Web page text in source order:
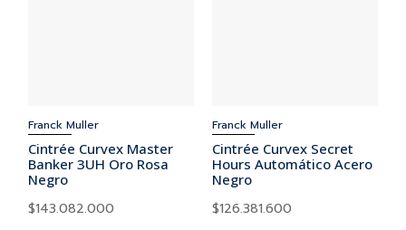
Franck Muller
Cintrée Curvex Master
Banker 3UH Oro Rosa
Negro
$143.082.000
Franck Muller
Cintrée Curvex Secret
Hours Automático Acero
Negro
$126.381.600